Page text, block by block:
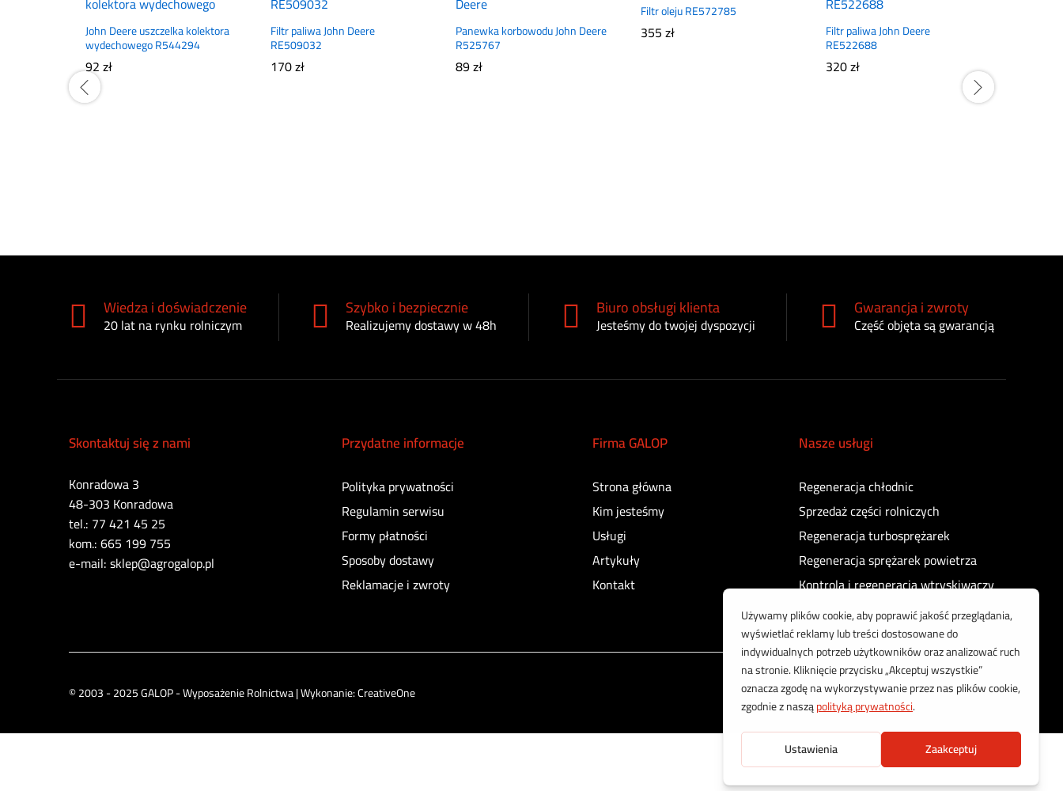
John Deere uszczelka kolektora
wydechowego R544294
92zł
Filtr paliwa John Deere
RE509032
170zł
Panewka korbowodu John Deere
R525767
89zł
Filtr oleju RE572785
355zł Filtr paliwa John Deere
RE522688
320zł
Wiedza i doświadczenie
20 lat na rynku rolniczym
Szybko i bezpiecznie
Realizujemy dostawy w 48h
Biuro obsługi klienta
Jesteśmy do twojej dyspozycji
Gwarancja i zwroty
Część objęta są gwarancją
Skontaktuj się z nami
Konradowa 3
48-303 Konradowa
tel.: 77 421 45 25
kom.: 665 199 755
e-mail: sklep@agrogalop.pl
Przydatne informacje
Polityka prywatności
Regulamin serwisu
Formy płatności
Sposoby dostawy
Reklamacje i zwroty
Firma GALOP
Strona główna
Kim jesteśmy
Usługi
Artykuły
Kontakt
Nasze usługi
Regeneracja chłodnic
Sprzedaż części rolniczych
Regeneracja turbosprężarek
Regeneracja sprężarek powietrza
Kontrola i regeneracja wtryskiwaczy
© 2003 - 2025 GALOP - Wyposażenie Rolnictwa | Wykonanie:CreativeOne Korzystamy z bezpiecznych płatności